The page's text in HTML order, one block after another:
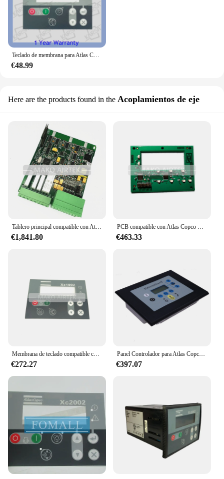
€48.99
Here are the products found in the Acoplamientos de eje
€1,841.80 €463.33
Membrana de teclado compatible con Atlas Copco XC2002, 1604942201, 1604942202, 1604942203, 1604951601, XC1002, 1604941901, 1604942200, 1604951600
€272.27
Panel Controlador para Atlas Copco GA55 GA75 GA22, 1900, 0710, 12, 1900071012
€397.07